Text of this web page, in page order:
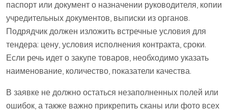
паспорт или документ о назначении руководителя, копии
учредительных документов, выписки из органов.
Подрядчик должен изложить встречные условия для
тендера: цену, условия исполнения контракта, сроки.
Если речь идет о закупе товаров, необходимо указать
наименование, количество, показатели качества.
В заявке не должно остаться незаполненных полей или
ошибок, а также важно прикрепить сканы или фото всех